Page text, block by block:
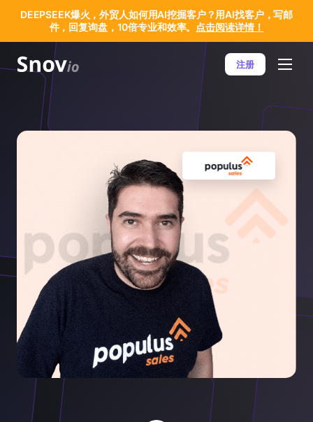
注册
DEEPSEEK爆火，外贸人如何用AI挖掘客户？用AI找客户，写邮
件，回复询盘，10倍专业和效率。 点击阅读详情！